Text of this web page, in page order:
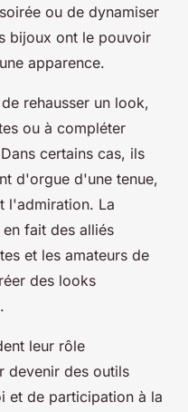
ou de dynamiser
bijoux ont le pouvoir
apparence.
rehausser un look,
ou à compléter
certains cas, ils
d'orgue d'une tenue,
l'admiration. La
fait des alliés
et les amateurs de
des looks
leur rôle
devenir des outils
et de participation à la